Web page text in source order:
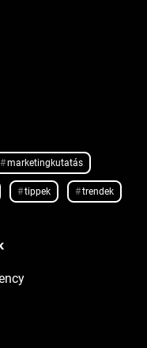
marketingkutatás
tippek trendek